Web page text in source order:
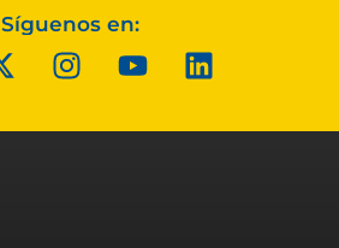
Síguenos en: